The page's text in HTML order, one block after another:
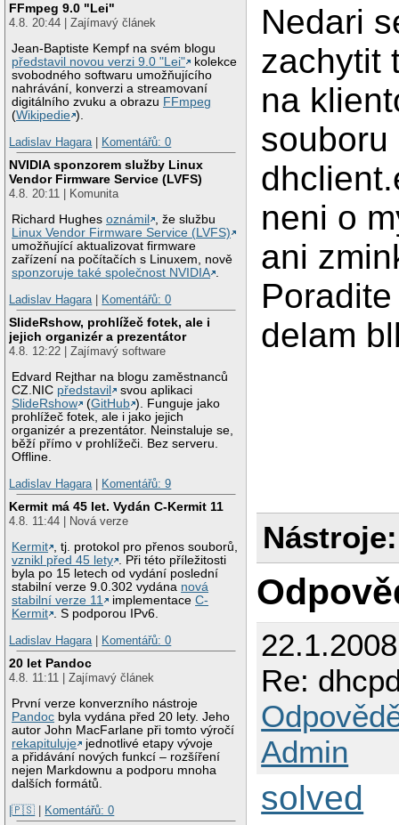
FFmpeg 9.0 "Lei"
4.8. 20:44 | Zajímavý článek
Jean-Baptiste Kempf na svém blogu
představil novou verzi 9.0 "Lei"
kolekce
svobodného softwaru umožňujícího
nahrávání, konverzi a streamovaní
digitálního zvuku a obrazu FFmpeg
(Wikipedie ).
Ladislav Hagara
Komentářů: 0
NVIDIA sponzorem služby Linux
Vendor Firmware Service (LVFS)
4.8. 20:11 | Komunita
Richard Hughesoznámil
, že službu
Linux Vendor Firmware Service (LVFS)
umožňující aktualizovat firmware
zařízení na počítačích s Linuxem, nově
sponzoruje také společnost NVIDIA .
Ladislav Hagara | Komentářů: 0
SlideRshow, prohlížeč fotek, ale i
jejich organizér a prezentátor
4.8. 12:22 | Zajímavý software
Edvard Rejthar na blogu zaměstnanců
CZ.NIC představil
svou aplikaci
SlideRshow
(GitHub ). Funguje jako
prohlížeč fotek, ale i jako jejich
organizér a prezentátor. Neinstaluje se,
běží přímo v prohlížeči. Bez serveru.
Offline.
Ladislav Hagara | Komentářů: 9
Kermit má 45 let. Vydán C-Kermit 11
4.8. 11:44 | Nová verze
Kermit , tj. protokol pro přenos souborů,
vznikl před 45 lety . Při této příležitosti
byla po 15 letech od vydání poslední
stabilní verze 9.0.302 vydána nová
stabilní verze 11
implementaceC-
Kermit . S podporou IPv6.
Ladislav Hagara | Komentářů: 0
20 let Pandoc
4.8. 11:11 | Zajímavý článek
První verze konverzního nástroje
Pandoc byla vydána před 20 lety. Jeho
autor John MacFarlane při tomto výročí
rekapituluje
jednotlivé etapy vývoje
a přidávání nových funkcí – rozšíření
nejen Markdownu a podporu mnoha
dalších formátů.
|🇵🇸 | Komentářů: 0
Nedari
zachytit
na
souboru
neni o
ani
delam
Nástroje:
Re:
Admin
solved